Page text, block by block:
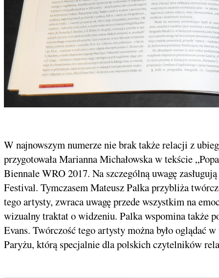
W najnowszym numerze nie brak także relacji z
przygotowała Marianna Michałowska w tekście
Biennale WRO 2017. Na szczególną uwagę
Festival. Tymczasem Mateusz Palka przybliża
tego artysty, zwraca uwagę przede wszystkim na
wizualny traktat o widzeniu. Palka wspomina także
Evans. Twórczość tego artysty można było oglądać
Paryżu, którą specjalnie dla polskich czytelników